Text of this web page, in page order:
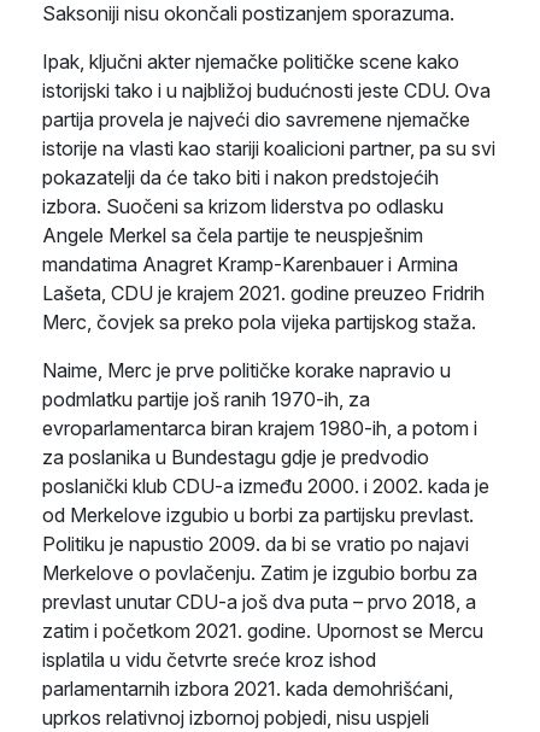
Saksoniji nisu okončali postizanjem sporazuma.
Ipak, ključni akter njemačke političke scene kako
istorijski tako i u najbližoj budućnosti jeste CDU. Ova
partija provela je najveći dio savremene njemačke
istorije na vlasti kao stariji koalicioni partner, pa su svi
pokazatelji da će tako biti i nakon predstojećih
izbora. Suočeni sa krizom liderstva po odlasku
Angele Merkel sa čela partije te neuspješnim
mandatima Anagret Kramp-Karenbauer i Armina
Lašeta, CDU je krajem 2021. godine preuzeo Fridrih
Merc, čovjek sa preko pola vijeka partijskog staža.
Naime, Merc je prve političke korake napravio u
podmlatku partije još ranih 1970-ih, za
evroparlamentarca biran krajem 1980-ih, a potom i
za poslanika u Bundestagu gdje je predvodio
poslanički klub CDU-a između 2000. i 2002. kada je
od Merkelove izgubio u borbi za partijsku prevlast.
Politiku je napustio 2009. da bi se vratio po najavi
Merkelove o povlačenju. Zatim je izgubio borbu za
prevlast unutar CDU-a još dva puta – prvo 2018, a
zatim i početkom 2021. godine. Upornost se Mercu
isplatila u vidu četvrte sreće kroz ishod
parlamentarnih izbora 2021. kada demohrišćani,
uprkos relativnoj izbornoj pobjedi, nisu uspjeli